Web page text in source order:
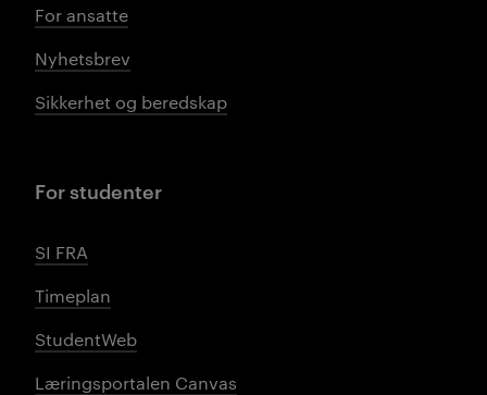
For ansatte
Nyhetsbrev
Sikkerhet og beredskap
For studenter
SI FRA
Timeplan
StudentWeb
Læringsportalen Canvas